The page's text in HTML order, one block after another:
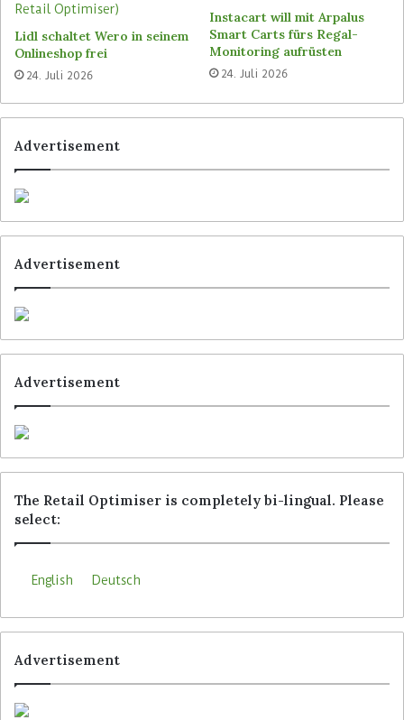
Lidl schaltet Wero in seinem
Onlineshop frei
24. Juli 2026
Instacart will mit Arpalus
Smart Carts fürs Regal-
Monitoring aufrüsten
24. Juli 2026
Advertisement
Advertisement
Advertisement
The Retail Optimiser is completely bi-lingual. Please
select:
English Deutsch
Advertisement